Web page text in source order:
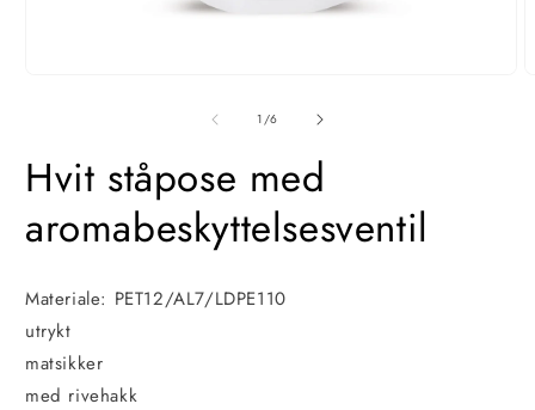
1/av
6
Hvit ståpose med
aromabeskyttelsesventil
Materiale: PET12/AL7/LDPE110
utrykt
matsikker
med rivehakk